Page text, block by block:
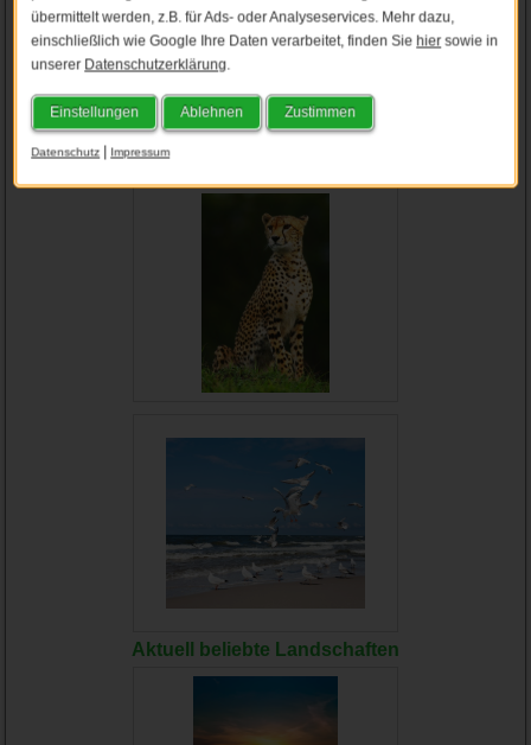
Aktuell beliebte Landschaften
übermittelt werden, z.B. für Ads- oder Analyseservices. Mehr dazu,
einschließlich wie Google Ihre Daten verarbeitet, finden Sie hier sowie in
unserer Datenschutzerklärung.
Einstellungen Ablehnen Zustimmen
Datenschutz | Impressum